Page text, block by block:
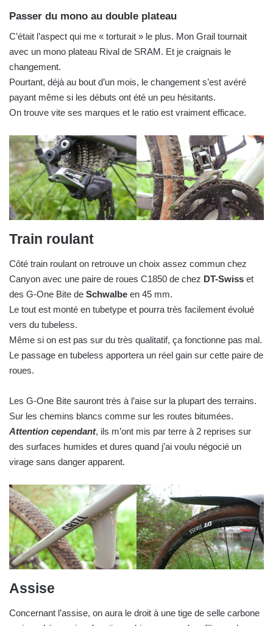
Passer du mono au double plateau
C’était l’aspect qui me « torturait » le plus. Mon Grail tournait
avec un mono plateau Rival de SRAM. Et je craignais le
changement.
Pourtant, déjà au bout d’un mois, le changement s’est avéré
payant même si les débuts ont été un peu hésitants.
On trouve vite ses marques et le ratio est vraiment efficace.
Train roulant
Côté train roulant on retrouve un choix assez commun chez
Canyon avec une paire de roues C1850 de chez DT-Swiss et
des G-One Bite de Schwalbe en 45 mm.
Le tout est monté en tubetype et pourra très facilement évolué
vers du tubeless.
Même si on est pas sur du très qualitatif, ça fonctionne pas mal.
Le passage en tubeless apportera un réel gain sur cette paire de
roues.
Les G-One Bite sauront très à l’aise sur la plupart des terrains.
Sur les chemins blancs comme sur les routes bitumées.
Attention cependant, ils m’ont mis par terre à 2 reprises sur
des surfaces humides et dures quand j’ai voulu négocié un
virage sans danger apparent.
Assise
Concernant l’assise, on aura le droit à une tige de selle carbone